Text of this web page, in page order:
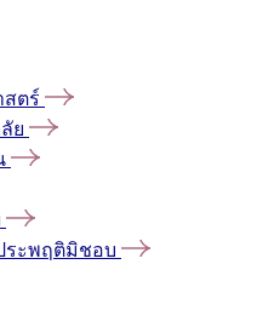
ตร์
ย
ระพฤติมิชอบ